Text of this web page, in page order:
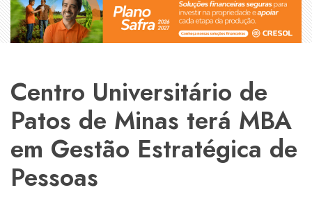
Centro Universitário de
Patos de Minas terá MBA
em Gestão Estratégica de
Pessoas